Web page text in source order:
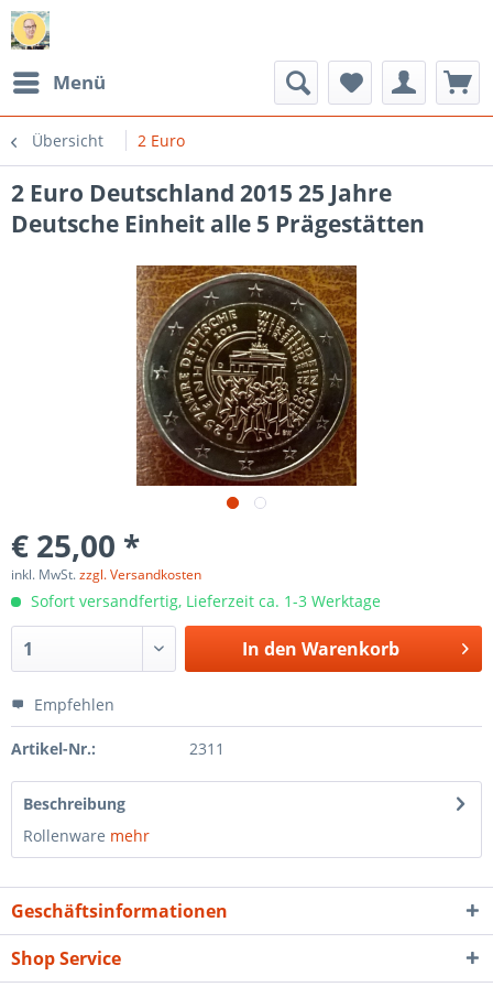
Menü
Übersicht 2 Euro
2 Euro Deutschland 2015 25 Jahre
Deutsche Einheit alle 5 Prägestätten
€ 25,00 *
inkl. MwSt.zzgl. Versandkosten
Sofort versandfertig, Lieferzeit ca. 1-3 Werktage
In den Warenkorb
Empfehlen
Artikel-Nr.: 2311
Beschreibung
Rollenware mehr
Geschäftsinformationen
Shop Service